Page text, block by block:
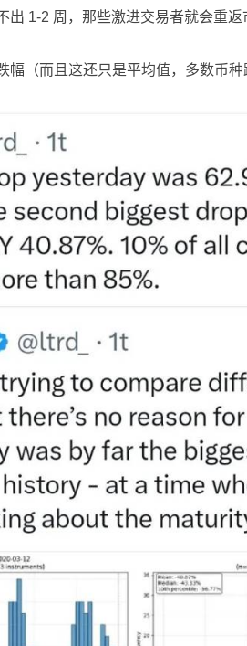
1-2 周，那些激进交易者就会重返
幅（而且这还只是平均值，多数币